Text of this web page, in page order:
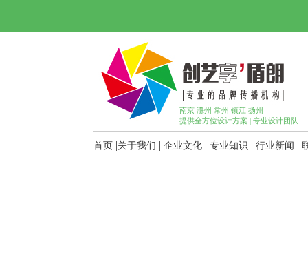
南京 滁州 常州 镇江 扬州
提供全方位设计方案 | 专业设计团队
首页|关于我们 | 企业文化| 专业知识 | 行业新闻 |